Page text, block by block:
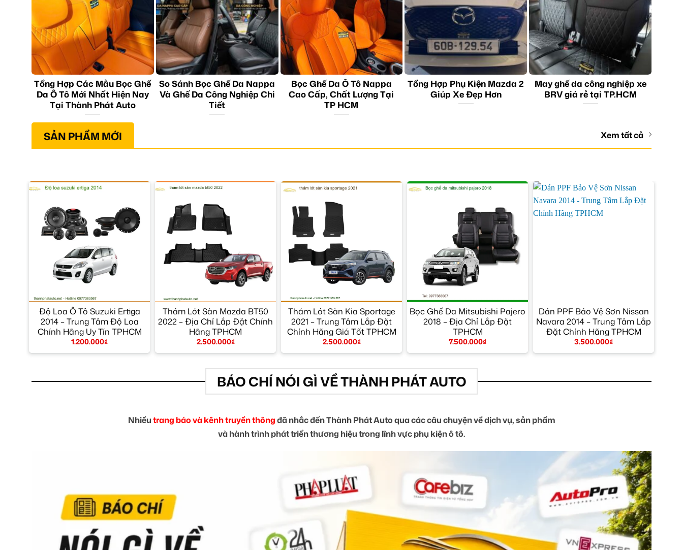
Tổng Hợp Các Mẫu Bọc Ghế
Da Ô Tô Mới Nhất Hiện Nay
Tại Thành Phát Auto
So Sánh Bọc Ghế Da Nappa
Và Ghế Da Công Nghiệp Chi
Tiết
Bọc Ghế Da Ô Tô Nappa
Cao Cấp, Chất Lượng Tại
TP HCM
Tổng Hợp Phụ Kiện Mazda 2
Giúp Xe Đẹp Hơn
May ghế da công nghiệp xe
BRV giá rẻ tại TP.HCM
SẢN PHẨM MỚI Xem tất cả
Độ Loa Ô Tô Suzuki Ertiga
2014 – Trung Tâm Độ Loa
Chính Hãng Uy Tín TPHCM
1.200.000₫
Thảm Lót Sàn Mazda BT50
2022 – Địa Chỉ Lắp Đặt Chính
Hãng TPHCM
2.500.000₫
Thảm Lót Sàn Kia Sportage
2021 – Trung Tâm Lắp Đặt
Chính Hãng Giá Tốt TPHCM
2.500.000₫
Bọc Ghế Da Mitsubishi Pajero
2018 – Địa Chỉ Lắp Đặt
TPHCM
7.500.000₫
Dán PPF Bảo Vệ Sơn Nissan
Navara 2014 – Trung Tâm Lắp
Đặt Chính Hãng TPHCM
3.500.000₫
BÁO CHÍ NÓI GÌ VỀ THÀNH PHÁT AUTO
Nhiềutrang báo và kênh truyền thôngđã nhắc đến Thành Phát Auto qua các câu chuyện về dịch vụ, sản phẩm
và hành trình phát triển thương hiệu trong lĩnh vực phụ kiện ô tô.